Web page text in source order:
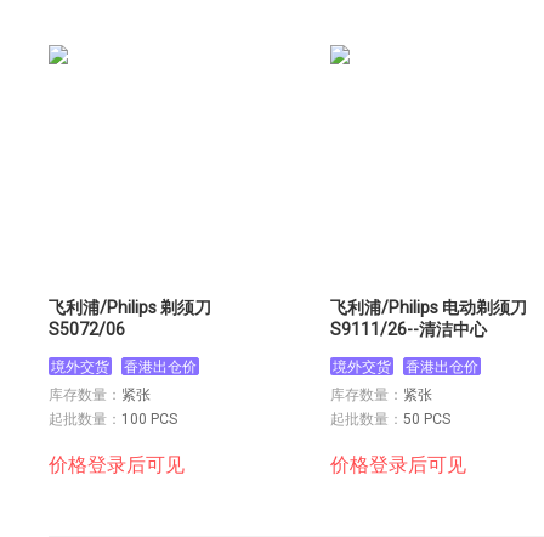
飞利浦/Philips 剃须刀
S5072/06
境外交货
香港出仓价
库存数量： 紧张
起批数量： 100 PCS
价格登录后可见
飞利浦/Philips 电动剃须刀
S9111/26--清洁中心
境外交货
香港出仓价
库存数量： 紧张
起批数量： 50 PCS
价格登录后可见